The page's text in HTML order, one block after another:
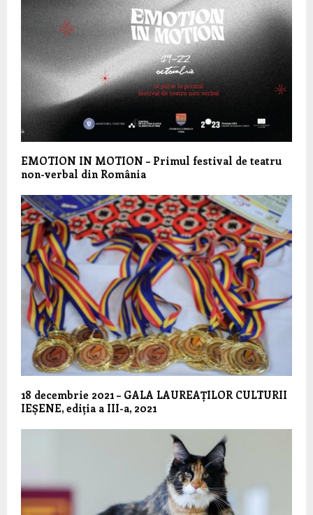
EMOTION IN MOTION – Primul festival de teatru
non-verbal din România
18 decembrie 2021 – GALA LAUREAȚILOR CULTURII
IEȘENE, ediția a III-a, 2021